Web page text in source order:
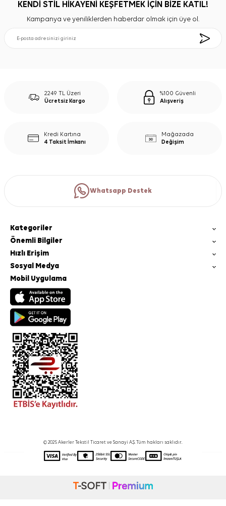
KENDİ STİL HİKAYENİ KEŞFETMEK İÇİN BİZE KATIL!
Kampanya ve yeniliklerden haberdar olmak için üye ol.
2249 TL Üzeri
Ücretsiz Kargo
%100 Güvenli
Alışveriş
Kredi Kartına
4 Taksit İmkanı
Mağazada
Değişim
Whatsapp Destek
Kategoriler
Önemli Bilgiler
Hızlı Erişim
Sosyal Medya
Mobil Uygulama
© 2025 Akerler Tekstil Ticaret ve Sanayi A.Ş. Tüm hakları saklıdır.